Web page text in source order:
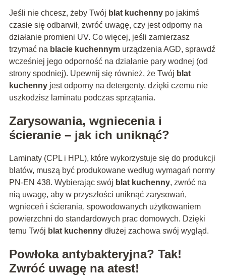
Jeśli nie chcesz, żeby Twój blat kuchennypo jakimś
czasie się odbarwił, zwróć uwagę, czy jest odporny na
działanie promieni UV. Co więcej, jeśli zamierzasz
trzymać na blacie kuchennym urządzenia AGD, sprawdź
wcześniej jego odporność na działanie pary wodnej (od
strony spodniej). Upewnij się również, że Twój blat
kuchenny jest odporny na detergenty, dzięki czemu nie
uszkodzisz laminatu podczas sprzątania.
Zarysowania, wgniecenia i
ścieranie – jak ich uniknąć?
Laminaty (CPL i HPL), które wykorzystuje się do produkcji
blatów, muszą być produkowane według wymagań normy
PN-EN 438. Wybierając swój blat kuchenny, zwróć na
nią uwagę, aby w przyszłości uniknąć zarysowań,
wgnieceń i ścierania, spowodowanych użytkowaniem
powierzchni do standardowych prac domowych. Dzięki
temu Twój blat kuchenny dłużej zachowa swój wygląd.
Powłoka antybakteryjna? Tak!
Zwróć uwagę na atest!